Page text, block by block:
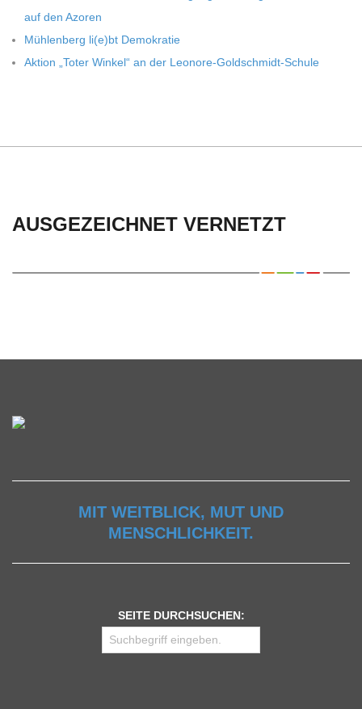
auf den Azoren
Müh­len­berg li(e)bt Demokratie
Aktion „Toter Win­kel“ an der Leonore-Goldschmidt-Schule
AUSGEZEICHNET VERNETZT
MIT WEITBLICK, MUT UND
MENSCHLICHKEIT.
SEITE DURCHSUCHEN: